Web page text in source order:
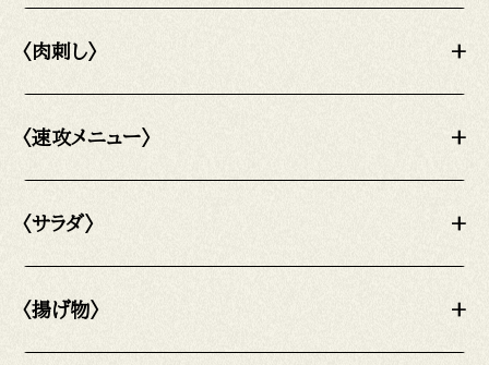
〈肉刺し〉 +
〈速攻メニュー〉 +
〈サラダ〉 +
〈揚げ物〉 +